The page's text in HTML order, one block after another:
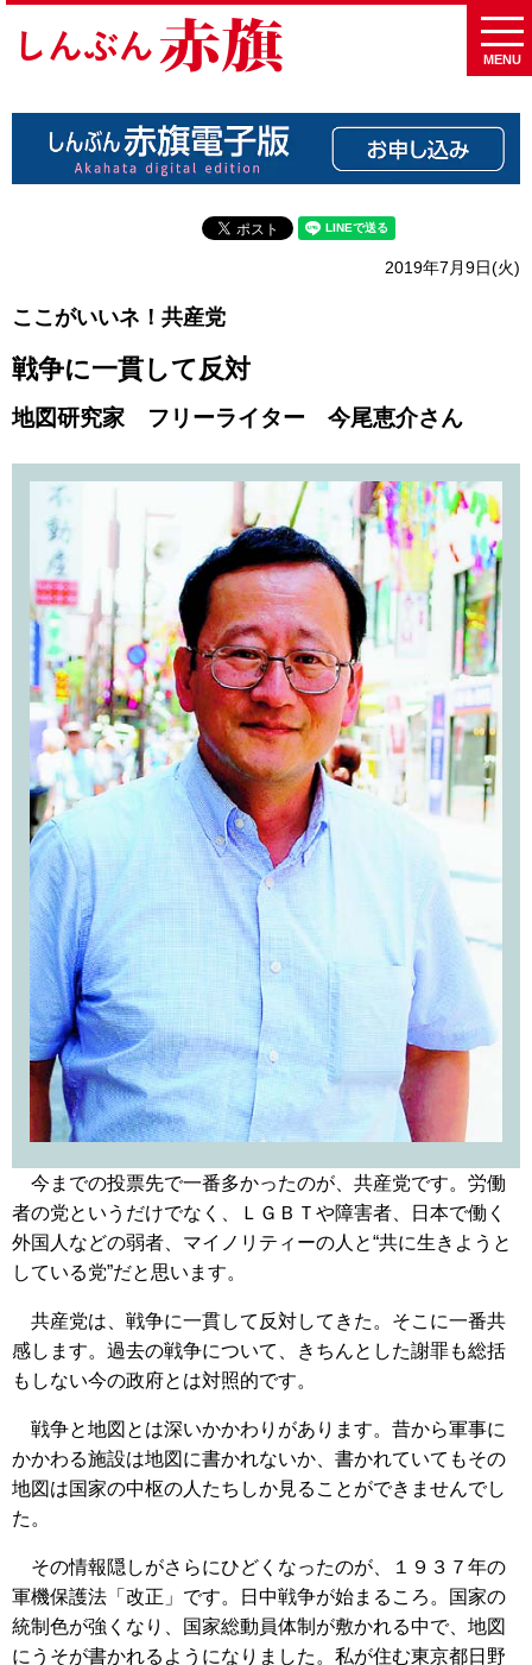
MENU
2019年7月9日(火)
ここがいいネ！共産党
戦争に一貫して反対
地図研究家 フリーライター 今尾恵介さん
今までの投票先で一番多かったのが、共産党です。労働
者の党というだけでなく、ＬＧＢＴや障害者、日本で働く
外国人などの弱者、マイノリティーの人と“共に生きようと
している党”だと思います。
共産党は、戦争に一貫して反対してきた。そこに一番共
感します。過去の戦争について、きちんとした謝罪も総括
もしない今の政府とは対照的です。
戦争と地図とは深いかかわりがあります。昔から軍事に
かかわる施設は地図に書かれないか、書かれていてもその
地図は国家の中枢の人たちしか見ることができませんでし
た。
その情報隠しがさらにひどくなったのが、１９３７年の
軍機保護法「改正」です。日中戦争が始まるころ。国家の
統制色が強くなり、国家総動員体制が敷かれる中で、地図
にうそが書かれるようになりました。私が住む東京都日野